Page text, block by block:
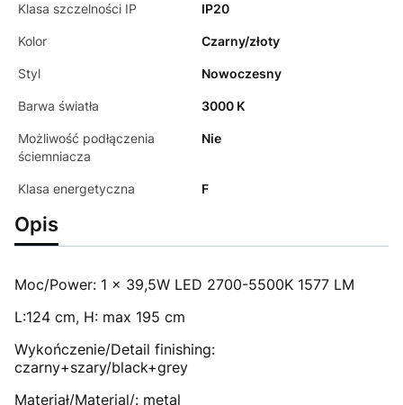
Klasa szczelności IP IP20
Kolor Czarny/złoty
Styl Nowoczesny
Barwa światła 3000 K
Możliwość podłączenia
ściemniacza
Nie
Klasa energetyczna F
Opis
Moc/Power: 1 x 39,5W LED 2700-5500K 1577 LM
L:124 cm, H: max 195 cm
Wykończenie/Detail finishing:
czarny+szary/black+grey
Materiał/Material/: metal